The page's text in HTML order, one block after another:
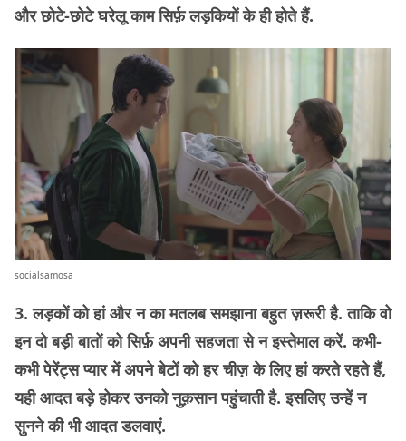
और छोटे-छोटे घरेलू काम सिर्फ़ लड़कियों के ही होते हैं.
socialsamosa
3. लड़कों को हां और न का मतलब समझाना बहुत ज़रूरी है. ताकि वो
इन दो बड़ी बातों को सिर्फ़ अपनी सहजता से न इस्तेमाल करें. कभी-
कभी पेरेंट्स प्यार में अपने बेटों को हर चीज़ के लिए हां करते रहते हैं,
यही आदत बड़े होकर उनको नुक़सान पहुंचाती है. इसलिए उन्हें न
सुनने की भी आदत डलवाएं.